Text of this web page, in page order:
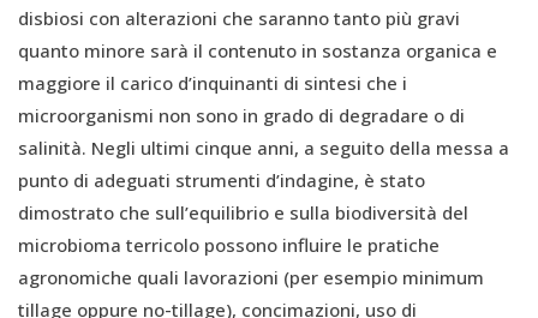
disbiosi con alterazioni che saranno tanto più gravi
quanto minore sarà il contenuto in sostanza organica e
maggiore il carico d’inquinanti di sintesi che i
microorganismi non sono in grado di degradare o di
salinità. Negli ultimi cinque anni, a seguito della messa a
punto di adeguati strumenti d’indagine, è stato
dimostrato che sull’equilibrio e sulla biodiversità del
microbioma terricolo possono influire le pratiche
agronomiche quali lavorazioni (per esempio minimum
tillage oppure no-tillage), concimazioni, uso di